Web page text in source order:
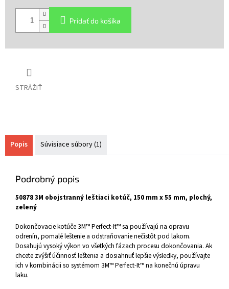
STRÁŽIŤ
Pridať do košíka
Popis Súvisiace súbory (1)
Podrobný popis
50878 3M obojstranný leštiaci kotúč, 150 mm x 55 mm, plochý,
zelený
Dokončovacie kotúče 3M™ Perfect-It™ sa používajú na opravu
odrenín, pomalé leštenie a odstraňovanie nečistôt pod lakom.
Dosahujú vysoký výkon vo všetkých fázach procesu dokončovania. Ak
chcete zvýšiť účinnosť leštenia a dosiahnuť lepšie výsledky, používajte
ich v kombinácii so systémom 3M™ Perfect-It™ na konečnú úpravu
laku.